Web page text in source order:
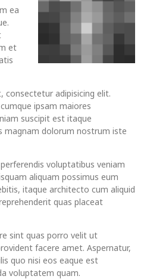
ea
et
consectetur adipisicing elit.
ipsam maiores
suscipit est itaque
magnam dolorum nostrum iste
voluptatibus veniam
aliquam possimus eum
itaque architecto cum aliquid
quas placeat
sint quas porro velit ut
facere amet. Aspernatur,
quo nisi eos eaque est
voluptatem quam.